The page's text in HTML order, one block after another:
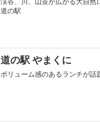
道の駅
道の駅 やまくに
ボリューム感のあるランチが話